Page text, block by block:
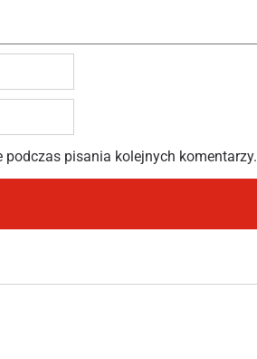
pisania kolejnych komentarzy.